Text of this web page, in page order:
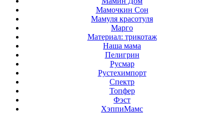
Мамочкин Сон
Мамуля красотуля
Марго
Материал: трикотаж
Наша мама
Пелигрин
Русмар
Рустехимпорт
Спектр
Топфер
Фэст
ХэппиМамс